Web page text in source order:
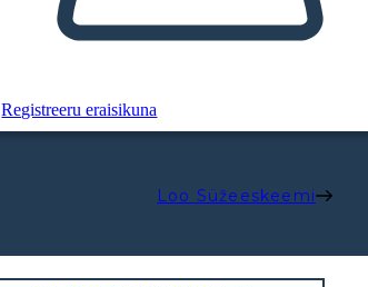
Registreeru eraisikuna
Loo Süžeeskeemi